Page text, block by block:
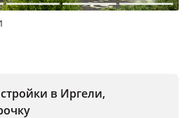
в Иргели,